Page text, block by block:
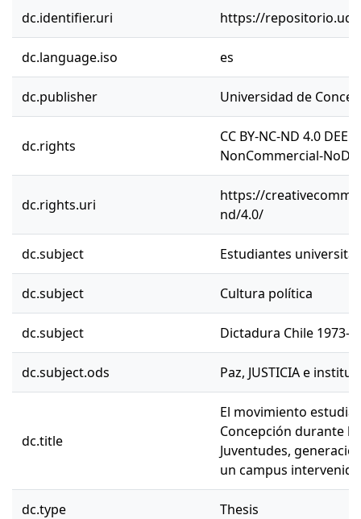
dc.identifier.uri https://
dc.language.iso es
dc.publisher Universidad de
dc.rights
CC BY-NC-ND 4.0
NonCommercial-
dc.rights.uri
https://
nd/4.0/
dc.subject Estudiantes
dc.subject Cultura política
dc.subject Dictadura Chile 1973-
dc.subject.ods Paz, JUSTICIA e
dc.title
El movimiento
Concepción durante
Juventudes,
un campus
dc.type Thesis